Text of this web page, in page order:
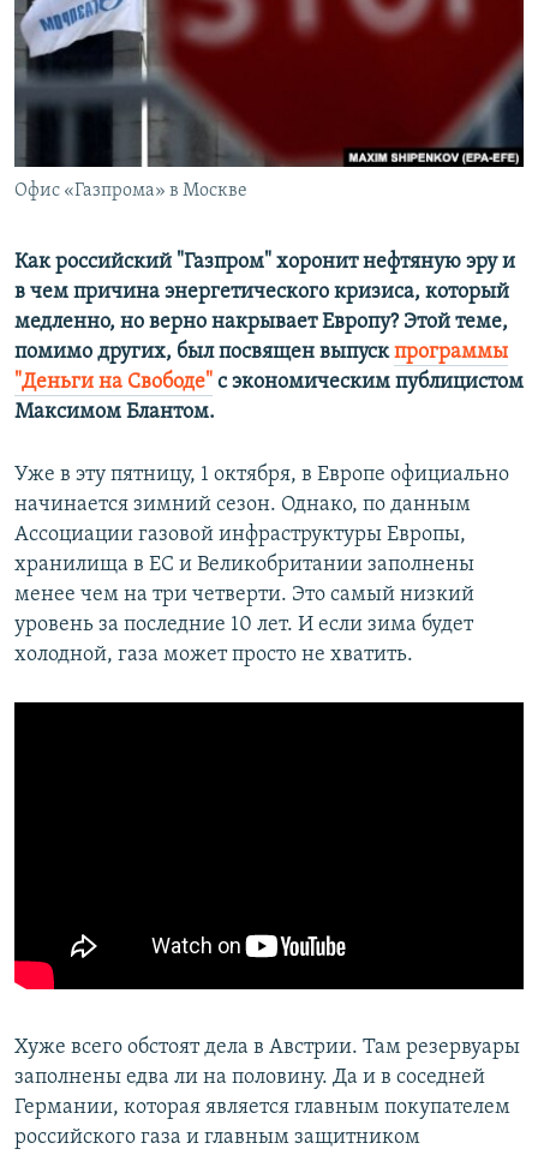
ПОБЕДИТЕЛЕЙ НЕ СУДЯТ?
КРЫМ.НЕПОКОРЕННЫЙ
ELIFBE
УКРАИНСКАЯ ПРОБЛЕМА КРЫМА
ПРИСОЕДИНЯЙТЕСЬ!
Все сайты RFE/RL
Офис «Газпрома» в Москве
Как российский "Газпром" хоронит нефтяную эру и
в чем причина энергетического кризиса, который
медленно, но верно накрывает Европу? Этой теме,
помимо других, был посвящен выпускпрограммы
"Деньги на Свободе" с экономическим публицистом
Максимом Блантом.
Уже в эту пятницу, 1 октября, в Европе официально
начинается зимний сезон. Однако, по данным
Ассоциации газовой инфраструктуры Европы,
хранилища в ЕС и Великобритании заполнены
менее чем на три четверти. Это самый низкий
уровень за последние 10 лет. И если зима будет
холодной, газа может просто не хватить.
Хуже всего обстоят дела в Австрии. Там резервуары
заполнены едва ли на половину. Да и в соседней
Германии, которая является главным покупателем
российского газа и главным защитником